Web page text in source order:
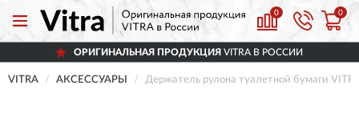
0 0
ОРИГИНАЛЬНАЯ ПРОДУКЦИЯ VITRA В РОССИИ
VITRA АКСЕССУАРЫ Держатель рулона туалетной бумаги